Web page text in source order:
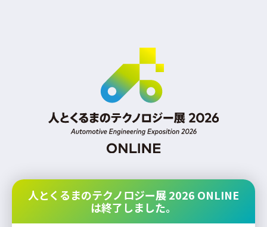
人とくるまのテクノロジー展 2026 ONLINE
は終了しました。